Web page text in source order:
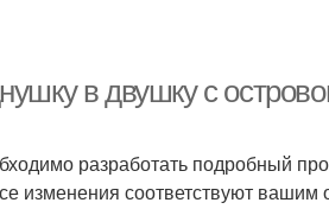
в двушку с
разработать подробный
изменения соответствуют